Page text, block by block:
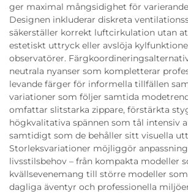
ger maximal mångsidighet för
Designen inkluderar diskreta
säkerställer korrekt luftcirkulation utan
estetiskt uttryck eller avslöja
observatörer.
neutrala nyanser som kompletterar
levande färger för informella tillfällen
variationer som följer samtida
omfattar slitstarka zippare, förstärkta
högkvalitativa spännen som tål intensiv
samtidigt som de behåller sitt visuella
Storleksvariationer möjliggör
livsstilsbehov – från kompakta modeller
kvällsevenemang till större modeller
dagliga äventyr och professionella